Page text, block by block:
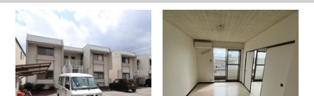
1K / 24.86㎡ / 築54年
岡山県岡山市北区富田町２丁目
2.9万円ＪＲ津山線/備前原
ＪＲ津山線/備前原 歩7分
2.9万円(管理費2000円)